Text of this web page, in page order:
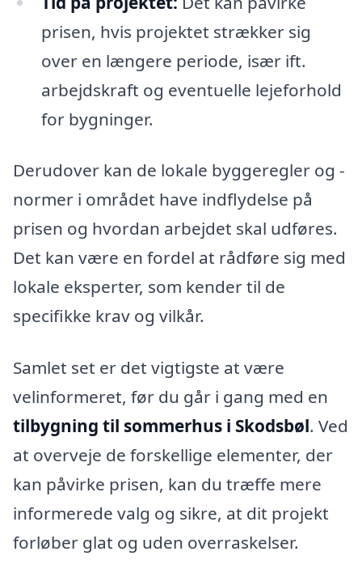
prisen, hvis projektet strækker sig
over en længere periode, især ift.
arbejdskraft og eventuelle lejeforhold
for bygninger.
Derudover kan de lokale byggeregler og -
normer i området have indflydelse på
prisen og hvordan arbejdet skal udføres.
Det kan være en fordel at rådføre sig med
lokale eksperter, som kender til de
specifikke krav og vilkår.
Samlet set er det vigtigste at være
velinformeret, før du går i gang med en
tilbygning til sommerhus i Skodsbøl. Ved
at overveje de forskellige elementer, der
kan påvirke prisen, kan du træffe mere
informerede valg og sikre, at dit projekt
forløber glat og uden overraskelser.